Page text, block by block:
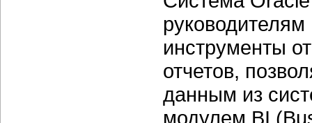
инструменты
отчетов,
данным из
модулем BI